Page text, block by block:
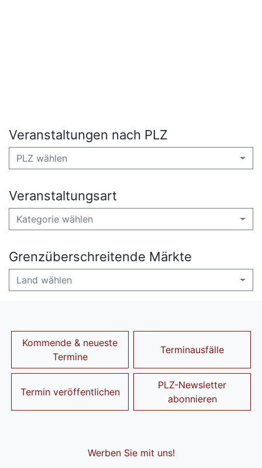
Veranstaltungen nach PLZ
PLZ wählen
Veranstaltungsart
Kategorie wählen
Grenzüberschreitende Märkte
Land wählen
Kommende & neueste
Termine
Terminausfälle
Termin veröffentlichen
PLZ-Newsletter
abonnieren
Werben Sie mit uns!